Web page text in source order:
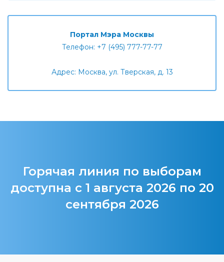
Портал Мэра Москвы
Телефон: +7 (495) 777-77-77
Адрес: Москва, ул. Тверская, д. 13
Горячая линия по выборам
доступна с 1 августа 2026 по 20
сентября 2026